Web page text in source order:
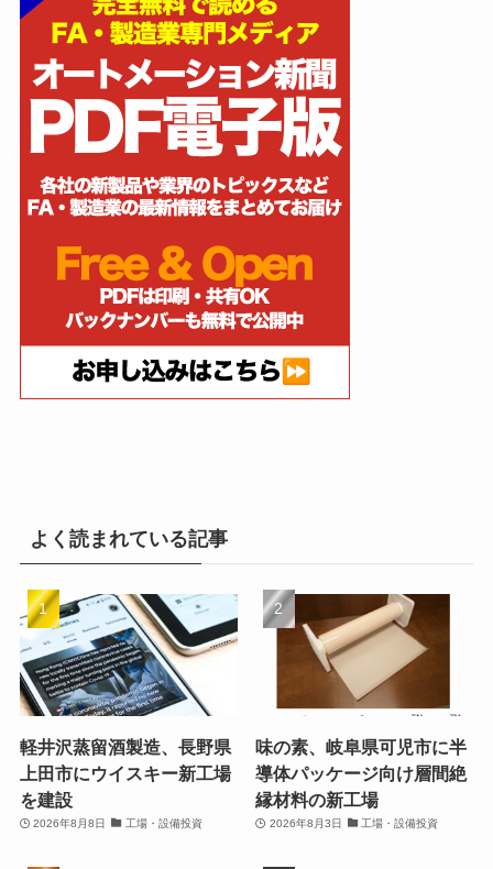
よく読まれている記事
軽井沢蒸留酒製造、長野県
上田市にウイスキー新工場
を建設
2026年8月8日 工場・設備投資
味の素、岐阜県可児市に半
導体パッケージ向け層間絶
縁材料の新工場
2026年8月3日 工場・設備投資